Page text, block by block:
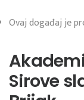
Ovaj događaj je
Sirove